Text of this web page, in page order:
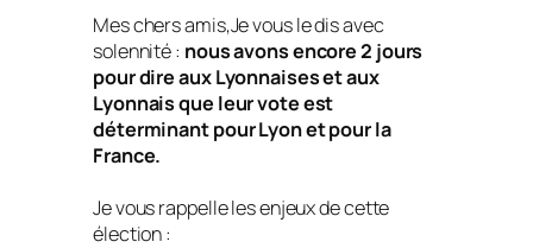
Mes chers amis,Je vous le dis avec
solennité : nous avons encore 2 jours
pour dire aux Lyonnaises et aux
Lyonnais que leur vote est
déterminant pour Lyon et pour la
France.
Je vous rappelle les enjeux de cette
élection :